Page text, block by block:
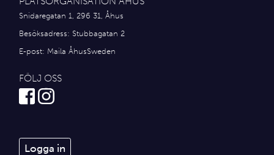
Snidaregatan 1, 296 31, Åhus
Besöksadress: Stubbagatan 2
E-post: Maila ÅhusSweden
FÖLJ OSS
Logga in